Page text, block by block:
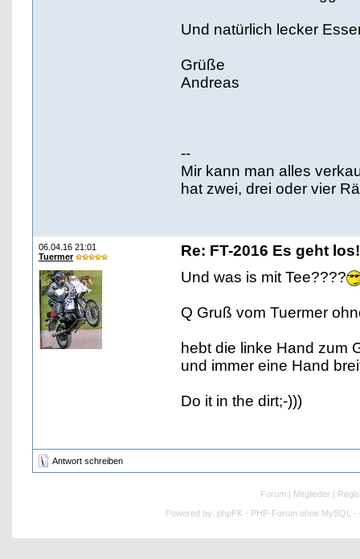
Und natürlich lecker
Grüße
Andreas
--
Mir kann man alles
hat zwei, drei oder vier
06.04.16 21:01
Tuermer
Re: FT-2016 Es geht los!
Und was is mit Tee????
Q Gruß vom Tuermer
hebt die linke Hand zum
und immer eine Hand
Do it in the dirt;-)))
Antwort schreiben
Forum | Mitglieder |
Powered by: phpFK - PHP-Forum ohne MySQL -